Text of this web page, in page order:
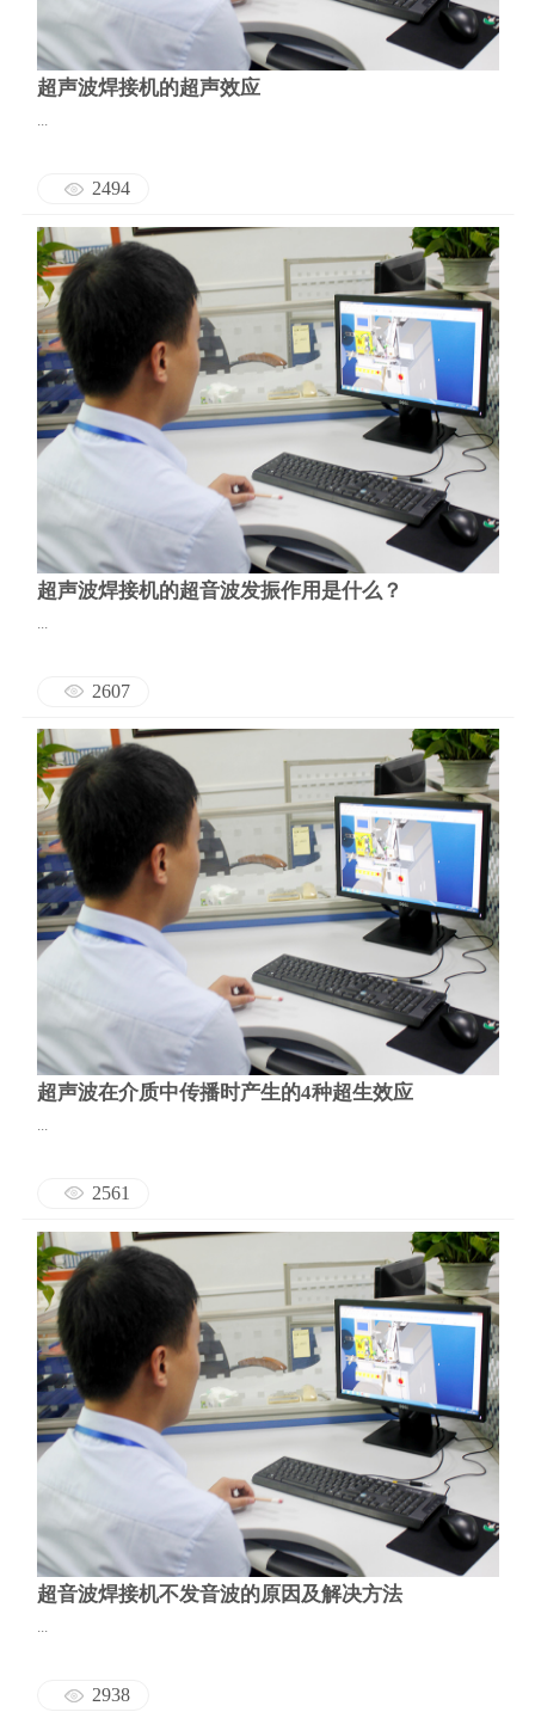
超声波焊接机的超声效应
...
2494
超声波焊接机的超音波发振作用是什么？
2607
超声波在介质中传播时产生的4种超生效应
...
2561
超音波焊接机不发音波的原因及解决方法
...
2938